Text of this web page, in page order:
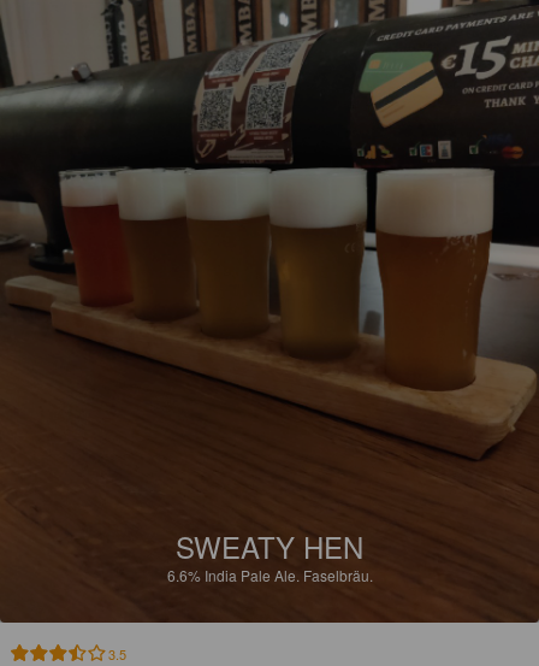
SWEATY HEN
6.6% India Pale Ale. Faselbräu.
3.5